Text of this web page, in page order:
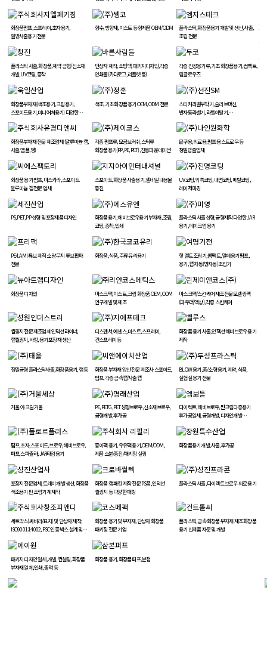
화장품펌프, 스프레이, 초자용기,
일반사출용기 전문
향수, 방향제, 미스트 등 향제품 OEM/ODM
플라스틱, 화장품용기 개발 및 생산, 사출,
조립 전문
플라스틱 사출, 화장품, 제약 금형/신소재
개발, UV코팅, 증착
단상자 제작, 쇼핑백, 패키지디자인, 각종
인쇄물(카다로그, 리플렛 등)
각종 진공용기류, 기초 화장품용기, 컴팩트,
립글로우즈
화장품부자재(색조용기, 크림용기,
스포이드용기, 미니어처용기) 다양한
색조, 기초 화장품 용기 OEM, ODM 전문
스티커라벨부착기, 슬리브머신,
반자동라벨기, 라벨이탈기,
화장품부자재 전문 제조업체 (알루미늄 캡,
사출, 앰플, 병)
각종 펌프류, 모공브러쉬, 스틱류
화장품용기(PP, PE, PET), 진동파운데이션
문구용, 의료용, 펌프용 스트로우 등
정밀압출업체
화장품 용기 펌프, 마스카라, 스포이드
알루미늄 캡 전문 업체
스포이드, 화장품 사출용기, 젤네일 내용물
충진
UV코팅, 외측코팅, 내면코팅, 메탈코팅,
레이저마킹
PS, PET, PP 성형 및 포장제품 디자인
화장품용기, 헤비브로우용기 부자재, 조립,
코팅, 증착, 인쇄
플라스틱 사출성형, 금형제작 다양한 JAR
용기, 메이크업 용기
PE/LAMI 튜브 제작 소량 무지 튜브 판매
전문
화장품, 식품, 주류 유리용기
핫 멜트 조립기, 콤팩트, 밀폐용기 펌프,
용기, 캡 자동(반자동)조립기
화장품 디자인
마스크팩, 미스트, 크림 화장품 OEM, ODM
연구개발 및 제조
마스크팩/스킨케어 제조전문 모델링팩
(파우더/액상), 각종 스킨케어
씰링지 전문 제조업체 인덕션라이너,
캡씰링지, 바킹, 용기 포장재 생산
디스펜서, 에센스, 미스트, 스프레이,
건스프레이 등
화장품 용기 사출, 인젝션 헤비브로우 용기
제작
정밀금형 플라스틱사출, 화장품용기, 캡 등
화장품 부자재 양산 전문 제조사 스포이드,
펌프, 각종 금속캡/사출캡
BLOW 용기, 중/소형 용기, 제약, 식품,
실험실 용기 전문
거울, 아크릴 거울
PE, PETG, PET성형브로우, 신소재브로우,
금형개발, 후가공
다이렉트, 헤비브로우, 썬크림다층용기
후가공일체, 금형개발, 디자인개발
펌프, 초자, 스포이드, 브로우, 헤비브로우,
퍼프, 스파츌라, JAR타입용기
종이팩 용기, 우유팩 용기, OEM/ODM,
제품 소분/충진/패키징 실링
화장품용기 개발, 사출, 후가공
포장지 전문업체, 트레이 개발 생산, 화장품
색조용기 핀 조립기계 제작
화장품 캡 패킹 제작 전문 PS폼, 인덕션
씰링지 등 다양한 패킹
플라스틱 사출, 다이렉트 브로우 의료 용기
세트박스(싸바리/표지) 및 단상자 제작,
ISO9001:14002, FSC 인증 박스 설계 및
화장품 용기 및 부자재, 단상자 화장품
패키징 전문 기업
플라스틱, 금속 화장품 부자재 제조 화장품
용기 신제품 자문 및 개발
패키지 디자인 일체, 개발, 컨설팅, 화장품
부자재 일체, 인쇄, 출력 등
화장품 용기, 화장품 퍼프, 분첩